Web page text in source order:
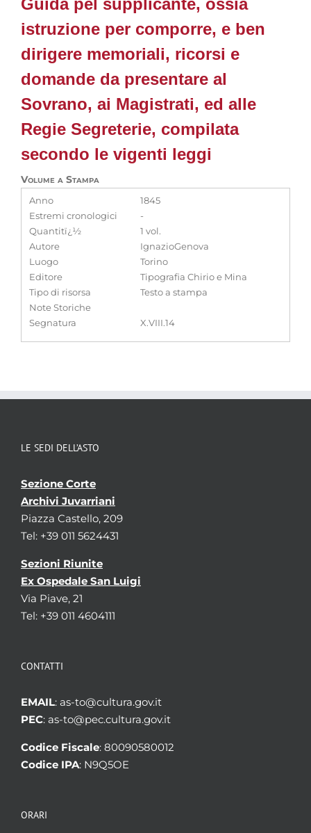
Guida pel supplicante, ossia
istruzione per comporre, e ben
dirigere memoriali, ricorsi e
domande da presentare al
Sovrano, ai Magistrati, ed alle
Regie Segreterie, compilata
secondo le vigenti leggi
Volume a Stampa
Anno
1845
Estremi cronologici
-
Quantitï¿½
1 vol.
Autore
IgnazioGenova
Luogo
Torino
Editore
Tipografia Chirio e Mina
Tipo di risorsa
Testo a stampa
Note Storiche
Segnatura
X.VIII.14
LE SEDI DELL’ASTO
Sezione Corte
Archivi Juvarriani
Piazza Castello, 209
Tel: +39 011 5624431
Sezioni Riunite
Ex Ospedale San Luigi
Via Piave, 21
Tel: +39 011 4604111
CONTATTI
EMAIL: as-to@cultura.gov.it
PEC: as-to@pec.cultura.gov.it
Codice Fiscale: 80090580012
Codice IPA: N9Q5OE
ORARI